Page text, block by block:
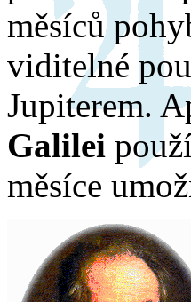
měsíců
viditelné
Jupiterem.
Galilei
měsíce